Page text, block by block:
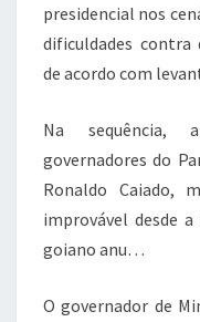
presidencial nos
dificuldades contra
de acordo com
Na sequência,
governadores do
Ronaldo Caiado,
improvável desde
goiano anu…
O governador de